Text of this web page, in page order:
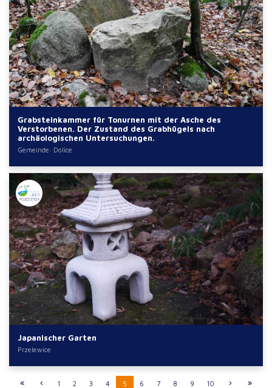
Grabsteinkammer für Tonurnen mit der Asche des
Verstorbenen. Der Zustand des Grabhügels nach
archäologischen Untersuchungen.
Gemeinde: Dolice
Japanischer Garten
Przelewice
1 2 3 4 5 6 7 8 9 10